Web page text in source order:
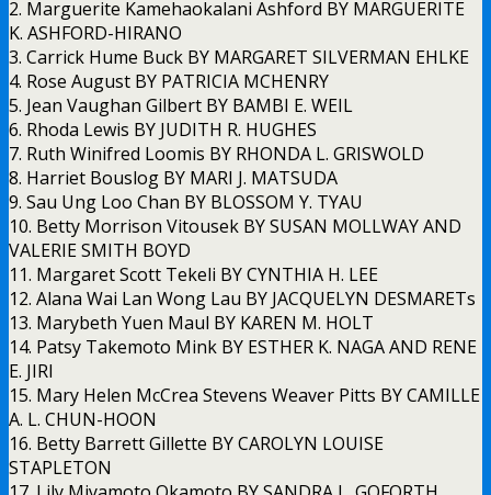
2. Marguerite Kamehaokalani Ashford BY MARGUERITE
K. ASHFORD-HIRANO
3. Carrick Hume Buck BY MARGARET SILVERMAN EHLKE
4. Rose August BY PATRICIA MCHENRY
5. Jean Vaughan Gilbert BY BAMBI E. WEIL
6. Rhoda Lewis BY JUDITH R. HUGHES
7. Ruth Winifred Loomis BY RHONDA L. GRISWOLD
8. Harriet Bouslog BY MARI J. MATSUDA
9. Sau Ung Loo Chan BY BLOSSOM Y. TYAU
10. Betty Morrison Vitousek BY SUSAN MOLLWAY AND
VALERIE SMITH BOYD
11. Margaret Scott Tekeli BY CYNTHIA H. LEE
12. Alana Wai Lan Wong Lau BY JACQUELYN DESMARETs
13. Marybeth Yuen Maul BY KAREN M. HOLT
14. Patsy Takemoto Mink BY ESTHER K. NAGA AND RENE
E. JIRI
15. Mary Helen McCrea Stevens Weaver Pitts BY CAMILLE
A. L. CHUN-HOON
16. Betty Barrett Gillette BY CAROLYN LOUISE
STAPLETON